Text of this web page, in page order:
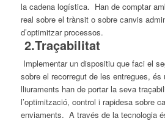
la cadena logística. Han de comptar
real sobre el trànsit o sobre canvis
d’optimitzar processos.
2.Traçabilitat
Implementar un dispositiu que faci el
sobre el recorregut de les entregues,
lliuraments han de portar la seva
l’optimització, control i rapidesa sobre
enviaments. A través de la tecnologia